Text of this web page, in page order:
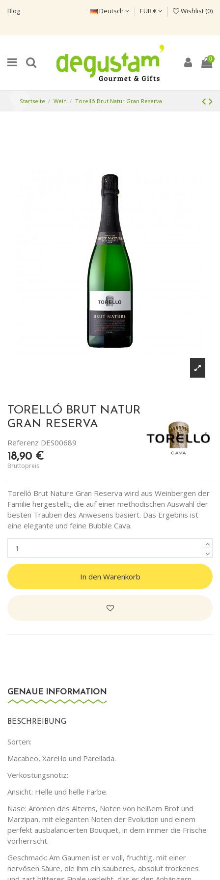
Blog Deutsch EUR € Wishlist (0)
0
Startseite Wein Torelló Brut Natur Gran Reserva
TORELLÓ BRUT NATUR
GRAN RESERVA
Referenz DES00689
18,90 €
Bruttopreis
Torelló Brut Nature Gran Reserva wird aus Weinbergen der
Familie hergestellt, die auf einer methodischen Auswahl der
besten Trauben des Anwesens basiert. Das Ergebnis ist
eine elegante und feine Bubble Cava.
In den Warenkorb
GENAUE INFORMATION
BESCHREIBUNG
Sorten:
Macabeo, Xarel·lo und Parellada.
Verkostungsnotiz:
Ansicht: Helle und helle Farbe.
Nase: Aromen des Alterns, Noten von heißem Brot und
Marzipan, mit eleganten Noten der Evolution und einem
perfekt ausbalancierten Bouquet, in dem immer die Frische
vorherrscht.
Geschmack: Am Gaumen ist er voll, fruchtig, mit einer
nervösen Säure, die ihm ein sauberes, absolut trockenes